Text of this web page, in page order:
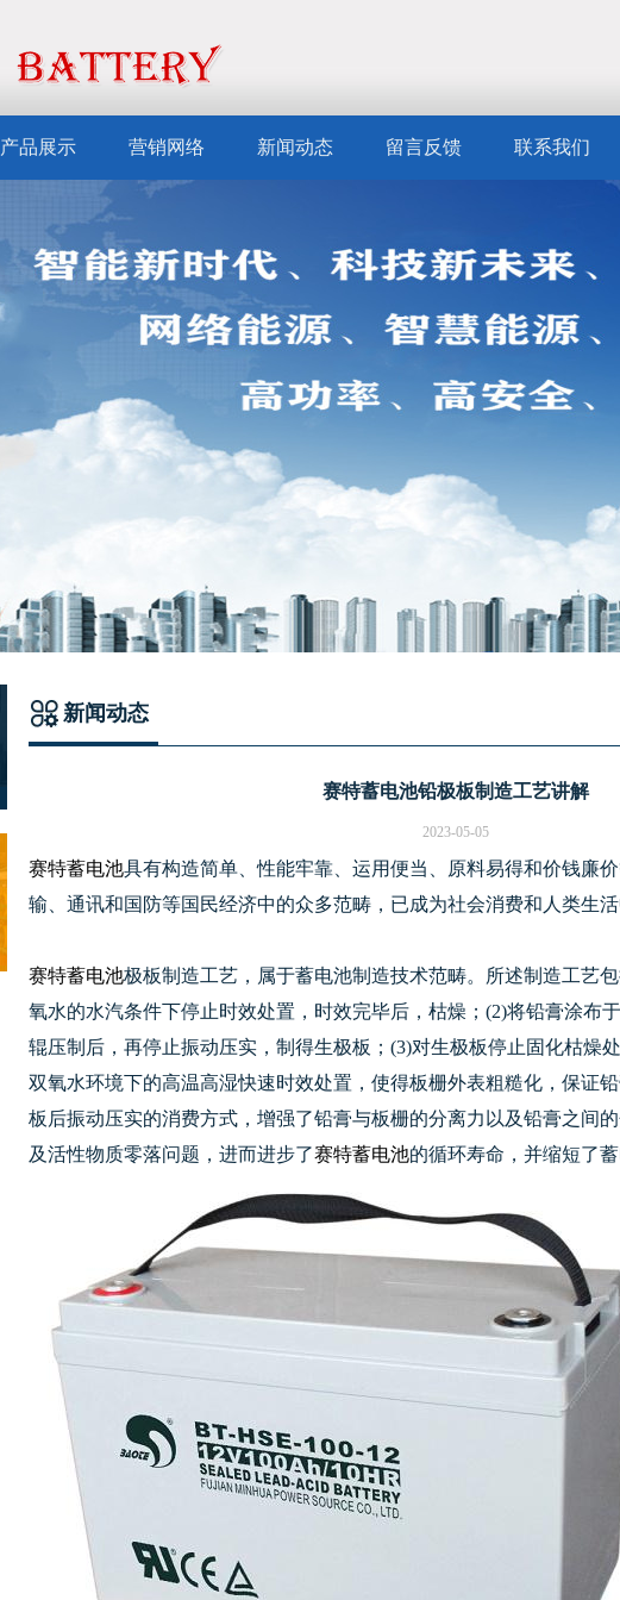
产品展示 营销网络 新闻动态 留言反馈 联系我们
新闻动态
赛特蓄电池铅极板制造工艺讲解
2023-05-05
赛特蓄电池具有构造简单、性能牢靠、运用便当、原料易得和价钱廉
输、通讯和国防等国民经济中的众多范畴，已成为社会消费和人类生活
赛特蓄电池极板制造工艺，属于蓄电池制造技术范畴。所述制造工艺
氧水的水汽条件下停止时效处置，时效完毕后，枯燥；(2)将铅膏涂布
辊压制后，再停止振动压实，制得生极板；(3)对生极板停止固化枯燥
双氧水环境下的高温高湿快速时效处置，使得板栅外表粗糙化，保证
板后振动压实的消费方式，增强了铅膏与板栅的分离力以及铅膏之间
及活性物质零落问题，进而进步了赛特蓄电池的循环寿命，并缩短了蓄